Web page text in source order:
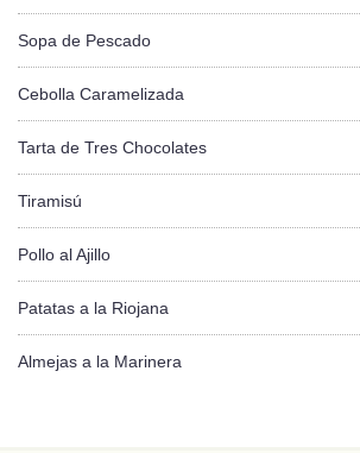
Sopa de Pescado
Cebolla Caramelizada
Tarta de Tres Chocolates
Tiramisú
Pollo al Ajillo
Patatas a la Riojana
Almejas a la Marinera